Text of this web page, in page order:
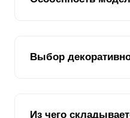
Мы подумали: “Если есть
ламели имитируют
классика? Потому что
Выбор
Во всех наших моделях
Из чего